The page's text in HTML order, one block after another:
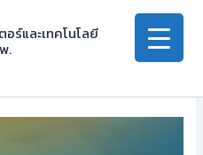
ร์และเทคโนโลยี
.